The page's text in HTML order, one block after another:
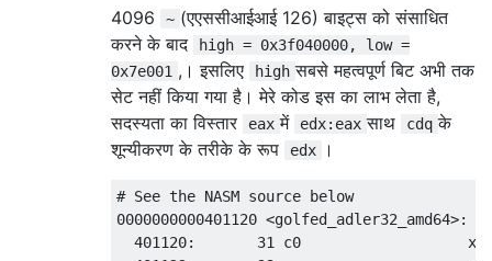
4096
~ (एएससीआईआई 126) बाइट्स को संसाधित
करने के बाद
high = 0x3f040000, low =
0x7e001 ,। इसलिए high सबसे महत्वपूर्ण बिट अभी तक
सेट नहीं किया गया है। मेरे कोड इस का लाभ लेता है,
सदस्यता का विस्तार
eax में edx:eax साथ cdq के
शून्यीकरण के तरीके के रूप
edx ।
# See the NASM source below
0000000000401120 <golfed_adler32_amd64>:
401120:       31 c0